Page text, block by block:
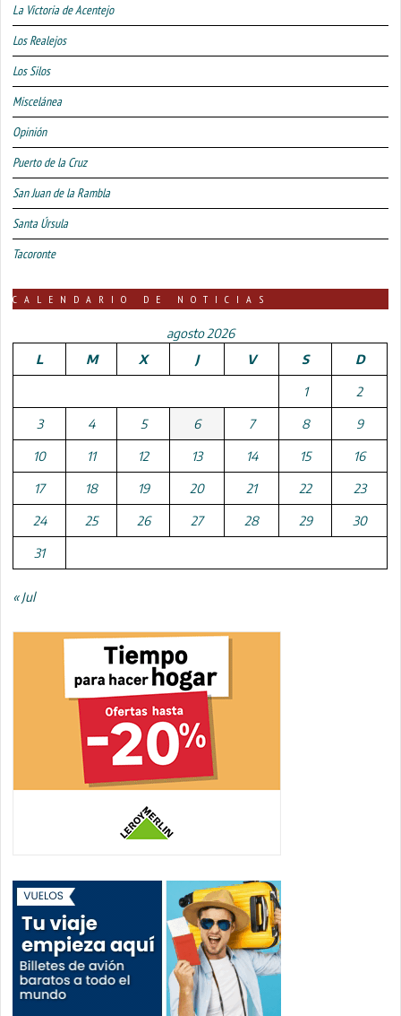
La Victoria de Acentejo
Los Realejos
Los Silos
Miscelánea
Opinión
Puerto de la Cruz
San Juan de la Rambla
Santa Úrsula
Tacoronte
CALENDARIO DE NOTICIAS
agosto 2026
L
M X J V S D
1 2
3 4 5 6 7 8 9
10 11 12 13 14 15 16
17 18 19 20 21 22 23
24 25 26 27 28 29 30
31
« Jul